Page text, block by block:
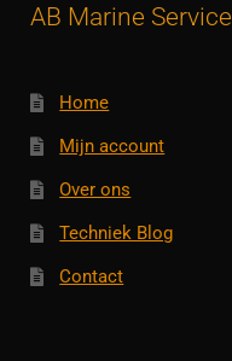
AB Marine Service
Home
Mijn account
Over ons
Techniek Blog
Contact